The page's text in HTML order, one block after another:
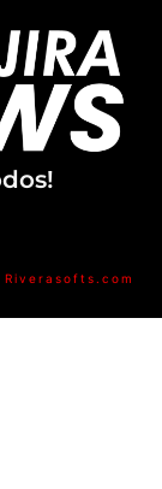
Riverasofts.com